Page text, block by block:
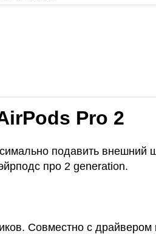
Pro 2
подавить внешний
про 2 generation.
Совместно с